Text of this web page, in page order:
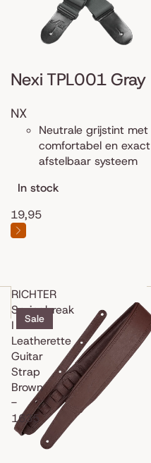
Nexi TPL001 Gray
NX
Neutrale grijstint met
comfortabel en exact
afstelbaar systeem
In stock
19,95
RICHTER
Springbreak
I
Leatherette
Guitar
Strap
Brown
-
1635
Sale